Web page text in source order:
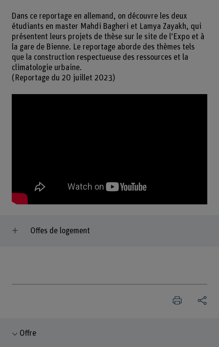
Dans ce reportage en allemand, on découvre les deux
étudiants en master Mahdi Bagheri et Lamya Zayakh, qui
présentent leurs projets de thèse sur le site de l’Expo et à
la gare de Bienne. Le reportage aborde des thèmes tels
que la construction respectueuse des ressources et la
climatologie urbaine.
(Reportage du 20 juillet 2023)
Offes de logement
Offre